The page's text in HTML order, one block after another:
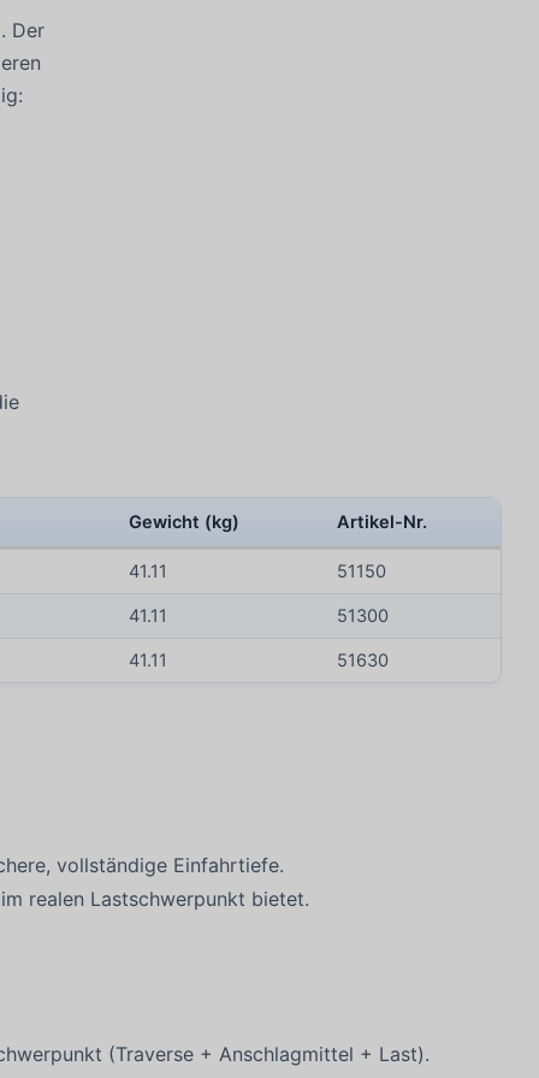
Der
Gewicht (kg) Artikel-Nr.
41.11 51150
41.11 51300
41.11 51630
vollständige Einfahrtiefe.
im realen Lastschwerpunkt bietet.
(Traverse + Anschlagmittel + Last).